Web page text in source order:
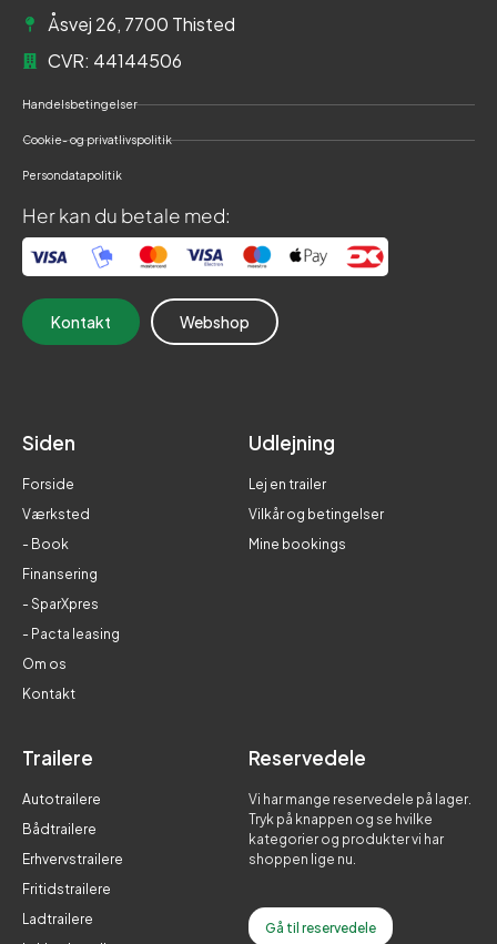
Åsvej 26, 7700 Thisted
CVR: 44144506
Handelsbetingelser
Cookie- og privatlivspolitik
Persondatapolitik
Her kan du betale med:
Kontakt Webshop
Siden
Forside
Værksted
- Book
Finansering
- SparXpres
- Pacta leasing
Om os
Kontakt
Udlejning
Lej en trailer
Vilkår og betingelser
Mine bookings
Trailere
Autotrailere
Bådtrailere
Erhvervstrailere
Fritidstrailere
Ladtrailere
Reservedele
Vi har mange reservedele på lager.
Tryk på knappen og se hvilke
kategorier og produkter vi har
shoppen lige nu.
Gå til reservedele